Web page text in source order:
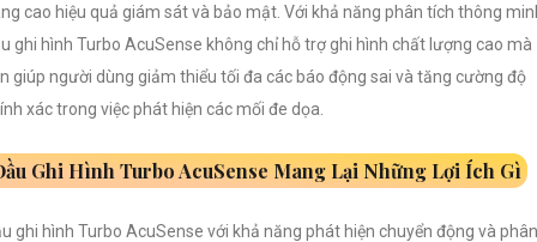
cao hiệu quả giám sát và bảo mật. Với khả năng phân tích thông
ghi hình Turbo AcuSense không chỉ hỗ trợ ghi hình chất lượng cao mà
giúp người dùng giảm thiểu tối đa các báo động sai và tăng cường độ
xác trong việc phát hiện các mối đe dọa.
Ghi Hình Turbo AcuSense Mang Lại Những Lợi Ích Gì
ghi hình Turbo AcuSense với khả năng phát hiện chuyển động và phân